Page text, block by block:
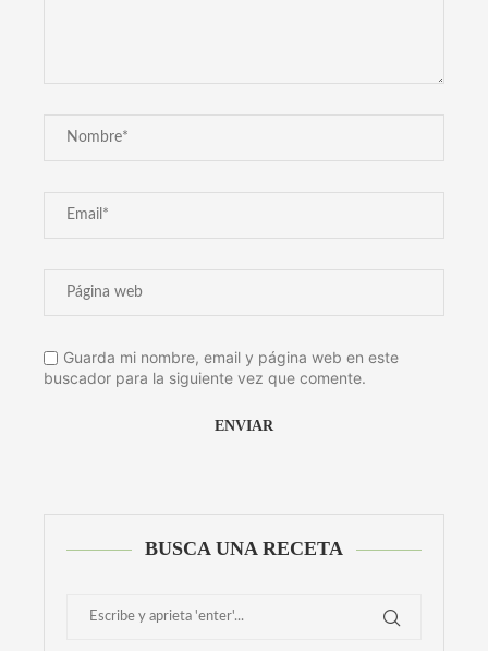
Guarda mi nombre, email y página web en este
buscador para la siguiente vez que comente.
BUSCA UNA RECETA